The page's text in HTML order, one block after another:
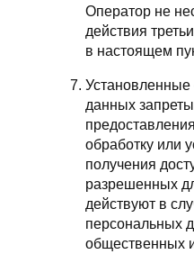
Оператор не
действия
в настоящем
Установленные
данных
обработку или
получения
разрешенных
действуют в
персональных
общественных